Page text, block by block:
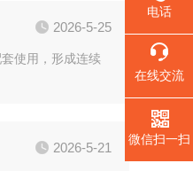
2026-5-25
使用，形成连续
2026-5-21
电话
在线交流
微信扫一扫